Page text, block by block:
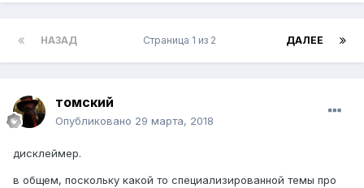
НАЗАД ДАЛЕЕ
Страница 1 из 2
томский
Опубликовано 29 марта, 2018
дисклеймер.
в общем, поскольку какой то специализированной темы про